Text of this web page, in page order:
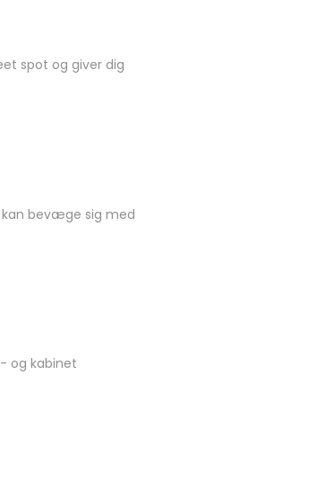
spot og giver dig
kan bevæge sig med
og kabinet